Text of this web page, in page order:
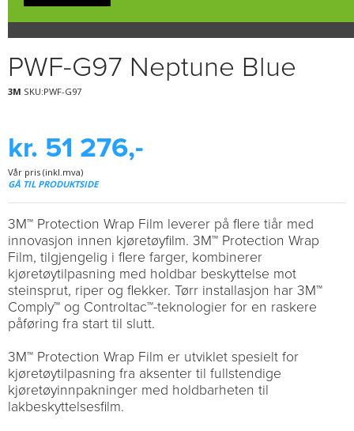
PWF-G97 Neptune Blue
3M SKU:PWF-G97
kr. 51 276,-
Vår pris (inkl.mva)
GÅ TIL PRODUKTSIDE
3M™ Protection Wrap Film leverer på flere tiår med
innovasjon innen kjøretøyfilm. 3M™ Protection Wrap
Film, tilgjengelig i flere farger, kombinerer
kjøretøytilpasning med holdbar beskyttelse mot
steinsprut, riper og flekker. Tørr installasjon har 3M™
Comply™ og Controltac™-teknologier for en raskere
påføring fra start til slutt.
3M™ Protection Wrap Film er utviklet spesielt for
kjøretøytilpasning fra aksenter til fullstendige
kjøretøyinnpakninger med holdbarheten til
lakbeskyttelsesfilm.